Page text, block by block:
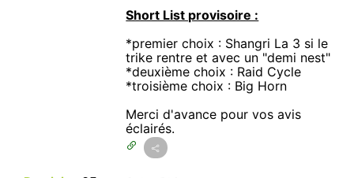
Short List provisoire :
*premier choix : Shangri La 3 si le
trike rentre et avec un "demi nest"
*deuxième choix : Raid Cycle
*troisième choix : Big Horn
Merci d'avance pour vos avis
éclairés.